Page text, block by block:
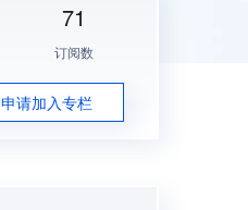
71
订阅数
申请加入专栏